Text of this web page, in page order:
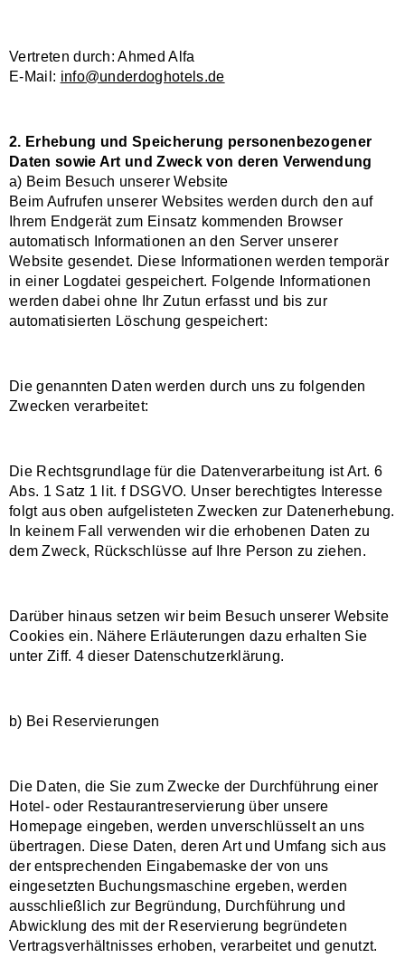
Vertreten durch: Ahmed Alfa
E-Mail: info@underdoghotels.de
2. Erhebung und Speicherung personenbezogener
Daten sowie Art und Zweck von deren Verwendung
a) Beim Besuch unserer Website
Beim Aufrufen unserer Websites werden durch den auf
Ihrem Endgerät zum Einsatz kommenden Browser
automatisch Informationen an den Server unserer
Website gesendet. Diese Informationen werden temporär
in einer Logdatei gespeichert. Folgende Informationen
werden dabei ohne Ihr Zutun erfasst und bis zur
automatisierten Löschung gespeichert:
Die genannten Daten werden durch uns zu folgenden
Zwecken verarbeitet:
Die Rechtsgrundlage für die Datenverarbeitung ist Art. 6
Abs. 1 Satz 1 lit. f DSGVO. Unser berechtigtes Interesse
folgt aus oben aufgelisteten Zwecken zur Datenerhebung.
In keinem Fall verwenden wir die erhobenen Daten zu
dem Zweck, Rückschlüsse auf Ihre Person zu ziehen.
Darüber hinaus setzen wir beim Besuch unserer Website
Cookies ein. Nähere Erläuterungen dazu erhalten Sie
unter Ziff. 4 dieser Datenschutzerklärung.
b) Bei Reservierungen
Die Daten, die Sie zum Zwecke der Durchführung einer
Hotel- oder Restaurantreservierung über unsere
Homepage eingeben, werden unverschlüsselt an uns
übertragen. Diese Daten, deren Art und Umfang sich aus
der entsprechenden Eingabemaske der von uns
eingesetzten Buchungsmaschine ergeben, werden
ausschließlich zur Begründung, Durchführung und
Abwicklung des mit der Reservierung begründeten
Vertragsverhältnisses erhoben, verarbeitet und genutzt.